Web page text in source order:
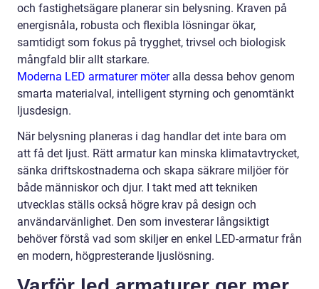
och fastighetsägare planerar sin belysning. Kraven på
energisnåla, robusta och flexibla lösningar ökar,
samtidigt som fokus på trygghet, trivsel och biologisk
mångfald blir allt starkare.
Moderna LED armaturer möteralla dessa behov genom
smarta materialval, intelligent styrning och genomtänkt
ljusdesign.
När belysning planeras i dag handlar det inte bara om
att få det ljust. Rätt armatur kan minska klimatavtrycket,
sänka driftskostnaderna och skapa säkrare miljöer för
både människor och djur. I takt med att tekniken
utvecklas ställs också högre krav på design och
användarvänlighet. Den som investerar långsiktigt
behöver förstå vad som skiljer en enkel LED-armatur från
en modern, högpresterande ljuslösning.